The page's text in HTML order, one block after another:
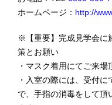
ホームページ： http://
※【重要】完成見学会に
策とお願い
・マスク着用にてご来場
・入室の際には、受付
で、手指の消毒をして頂